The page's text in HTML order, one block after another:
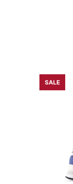
SALE